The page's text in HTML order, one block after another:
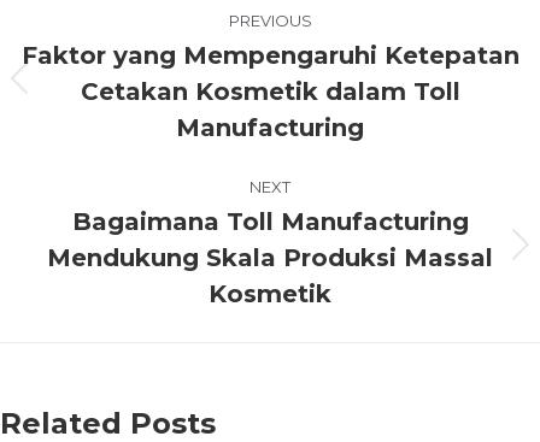
PREVIOUS
Faktor yang Mempengaruhi Ketepatan
Cetakan Kosmetik dalam Toll
Manufacturing
NEXT
Bagaimana Toll Manufacturing
Mendukung Skala Produksi Massal
Kosmetik
Related Posts